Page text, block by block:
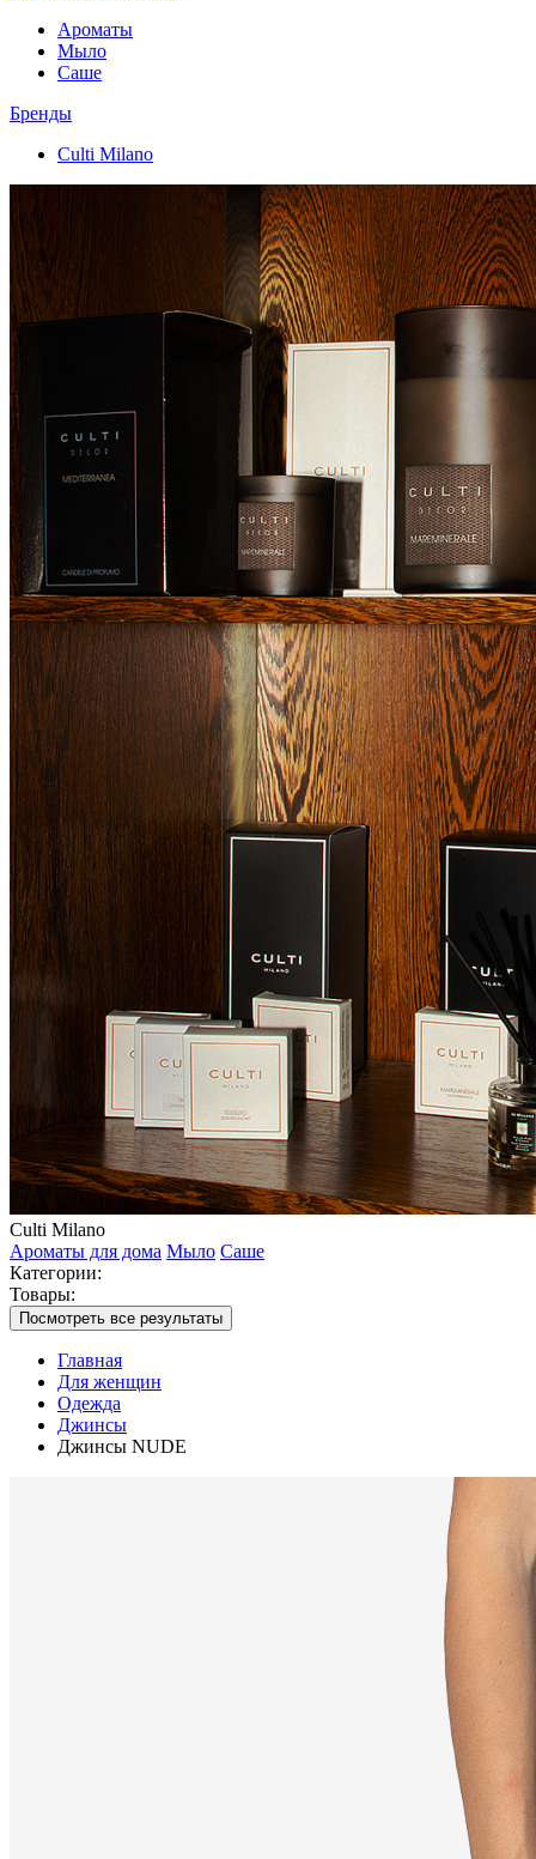
Ароматы
Мыло
Саше
Бренды
Culti Milano
Culti Milano
Ароматы для дома Мыло Саше
Категории:
Товары:
Посмотреть все результаты
Главная
Для женщин
Одежда
Джинсы
Джинсы NUDE